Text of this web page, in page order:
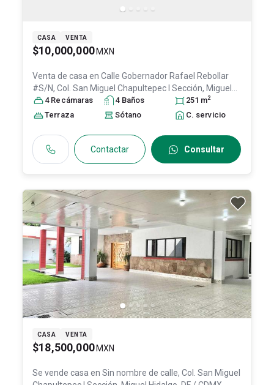
CASA VENTA
$10,000,000 MXN
Venta de casa en Calle Gobernador Rafael Rebollar
#S/N, Col. San Miguel Chapultepec I Sección, Miguel
Hidalgo, DF / CDMX, México, C.P. 11850, ID:30404718
4 Recámaras 4 Baños 251 m2
Terraza Sótano C. servicio
Contactar Consultar
CASA VENTA
$18,500,000 MXN
Se vende casa en Sin nombre de calle, Col. San Miguel